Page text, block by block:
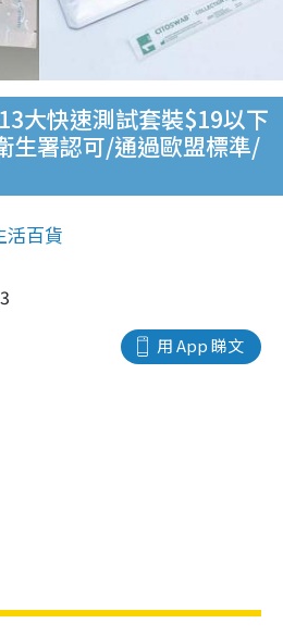
大快速測試套裝$19以下
生署認可/通過歐盟標準/
活百貨
用 App 睇文